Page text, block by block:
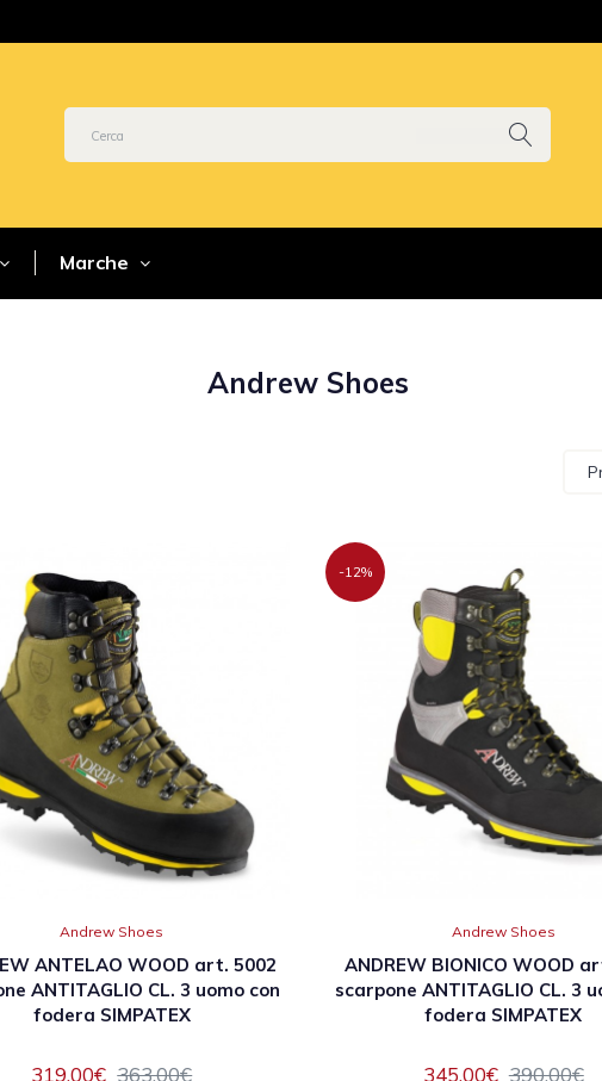
Marche
Andrew Shoes
Andrew Shoes
ANTELAO WOOD art. 5002
ANTITAGLIO CL. 3 uomo con
fodera SIMPATEX
319,00€ 363,00€
-12%
Andrew Shoes
ANDREW BIONICO WOOD
scarpone ANTITAGLIO CL. 3
fodera SIMPATEX
345,00€ 390,00€